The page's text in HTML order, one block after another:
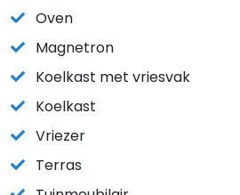
Oven
Magnetron
Koelkast met vriesvak
Koelkast
Vriezer
Terras